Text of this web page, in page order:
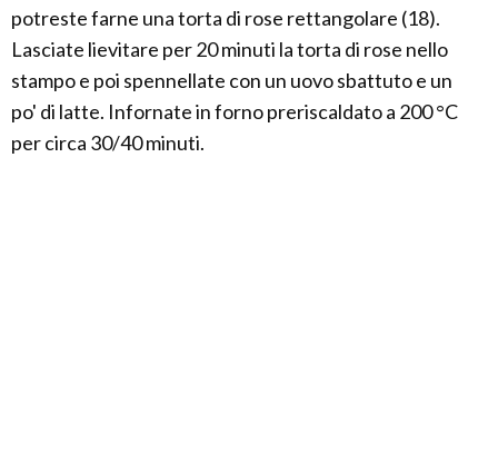
potreste farne una torta di rose rettangolare (18).
Lasciate lievitare per 20 minuti la torta di rose nello
stampo e poi spennellate con un uovo sbattuto e un
po' di latte. Infornate in forno preriscaldato a 200 °C
per circa 30/40 minuti.